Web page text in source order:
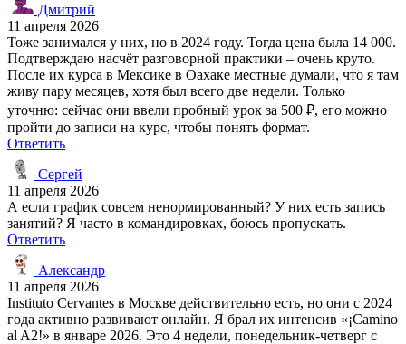
Дмитрий
11 апреля 2026
Тоже занимался у них, но в 2024 году. Тогда цена была 14 000.
Подтверждаю насчёт разговорной практики – очень круто.
После их курса в Мексике в Оахаке местные думали, что я там
живу пару месяцев, хотя был всего две недели. Только
уточню: сейчас они ввели пробный урок за 500 ₽, его можно
пройти до записи на курс, чтобы понять формат.
Ответить
Сергей
11 апреля 2026
А если график совсем ненормированный? У них есть запись
занятий? Я часто в командировках, боюсь пропускать.
Ответить
Александр
11 апреля 2026
Instituto Cervantes в Москве действительно есть, но они с 2024
года активно развивают онлайн. Я брал их интенсив «¡Camino
al A2!» в январе 2026. Это 4 недели, понедельник-четверг с